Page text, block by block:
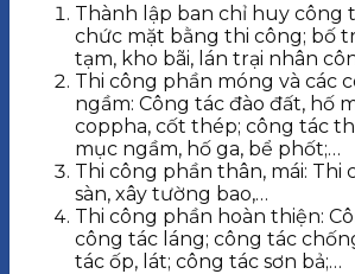
Thành lập ban chỉ huy công
chức mặt bằng thi công; bố
tạm, kho bãi, lán trại nhân
Thi công phần móng và các
ngầm: Công tác đào đất, hố
coppha, cốt thép; công tác
mục ngầm, hố ga, bể phốt;…
Thi công phần thân, mái: Thi
sàn, xây tường bao,…
Thi công phần hoàn thiện:
công tác láng; công tác
tác ốp, lát; công tác sơn bả;…